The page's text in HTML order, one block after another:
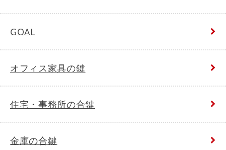
GOAL
オフィス家具の鍵
住宅・事務所の合鍵
金庫の合鍵